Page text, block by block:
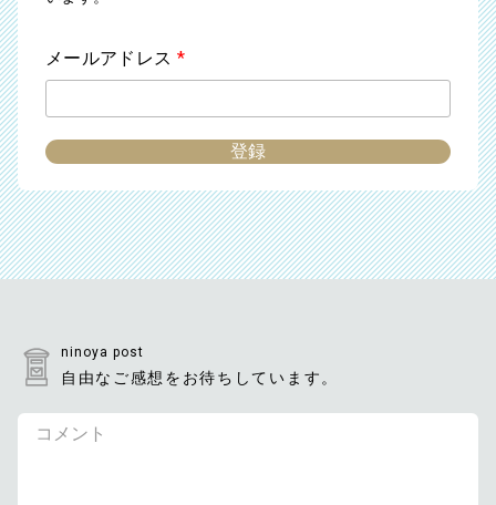
メールアドレス *
ninoya post
自由なご感想をお待ちしています。